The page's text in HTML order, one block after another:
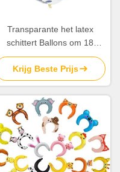
Transparante het latex
schittert Ballons om 18
Ballons van Duimconfettien
Krijg Beste Prijs